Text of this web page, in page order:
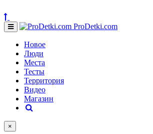
ProDetki.com
Новое
Люди
Места
Тесты
Территория
Видео
Магазин
×